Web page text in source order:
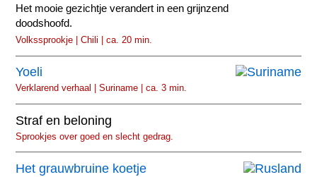
Het mooie gezichtje verandert in een grijnzend
doodshoofd.
Volkssprookje | Chili | ca. 20 min.
Yoeli
Verklarend verhaal | Suriname | ca. 3 min.
Straf en beloning
Sprookjes over goed en slecht gedrag.
Het grauwbruine koetje